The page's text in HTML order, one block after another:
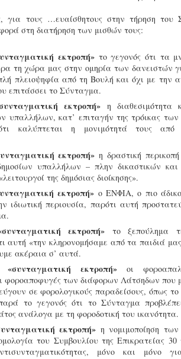
τους …ευαίσθητους στην τήρηση του
στη διατήρηση των μισθών τους:
εκτροπή» το γεγονός ότι τα
τη χώρα μας στην ομηρία των δανειστών
πλειοψηφία από τη Βουλή και όχι με την
επιτάσσει το Σύνταγμα.
εκτροπή» η διαθεσιμότητα
υπαλλήλων, κατ’ επιταγήν της τρόικας
καλύπτεται η μονιμότητά τους
εκτροπή» η δραστική
υπαλλήλων – πλην δικαστικών
της δημόσιας διοίκησης».
εκτροπή» ο ΕΝΦΙΑ, ο πιο
ιδιωτική περιουσία, παρότι αυτή
εκτροπή» το ξεπούλημα
αυτή «την κληρονομήσαμε από τα παιδιά
ακέραια σ’ αυτά.
εκτροπή» οι
φοροαποφυγές των διάφορων Λάτσηδων που
σε φορολογικούς παραδείσους, όπως
το γεγονός ότι το Σύνταγμα
ανάλογα με τη φοροδοτική του ικανότητα.
εκτροπή» η νομιμοποίηση
του Συμβουλίου της Επικρατείας 30
μόνο και μόνο
JUN
Απολογισμός των
ζώων συντροφιάς τον
Μάιο από τη Δημοτική
Αστυνομία
Θεσσαλονίκης
Τον απολογισμό των δράσεων
της για την προστασία των
ζώων συντροφιάς τον μήνα
Μάιο 2026 παρουσιάζει η
κατά
του
Ένταση
του
Γρεβενά - Τμήμα Δοκίμων